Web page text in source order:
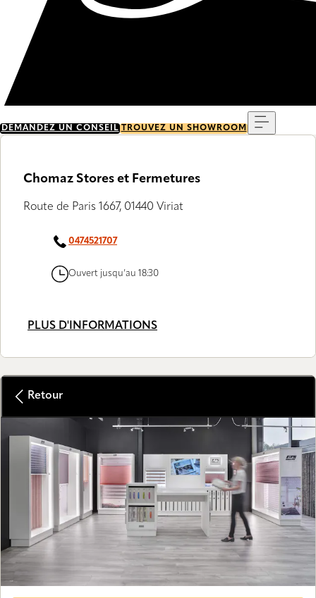
DEMANDEZ UN CONSEIL TROUVEZ UN SHOWROOM
Chomaz Stores et Fermetures
Route de Paris 1667, 01440 Viriat
0474521707
Ouvert jusqu’au 18:30
PLUS D'INFORMATIONS
Retour